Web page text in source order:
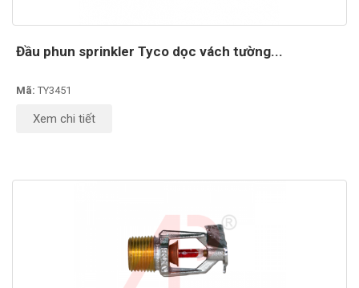
Đầu phun sprinkler Tyco dọc vách tường...
Mã: TY3451
Xem chi tiết